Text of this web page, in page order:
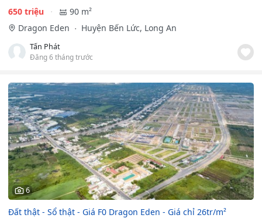
650 triệu
90 m²
Dragon Eden
Huyện Bến Lức, Long An
Tấn Phát
Đăng 6 tháng trước
6
Đất thật - Sổ thật - Giá F0 Dragon Eden - Giá chỉ 26tr/m²